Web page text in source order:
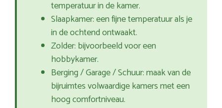
temperatuur in de kamer.
Slaapkamer: een fijne temperatuur als je
in de ochtend ontwaakt.
Zolder: bijvoorbeeld voor een
hobbykamer.
Berging / Garage / Schuur: maak van de
bijruimtes volwaardige kamers met een
hoog comfortniveau.